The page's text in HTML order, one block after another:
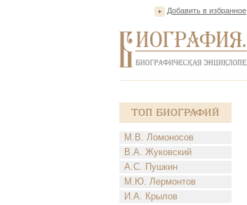
Добавить в избранное
Топ Биографий
М.В. Ломоносов
В.А. Жуковский
А.С. Пушкин
М.Ю. Лермонтов
И.А. Крылов